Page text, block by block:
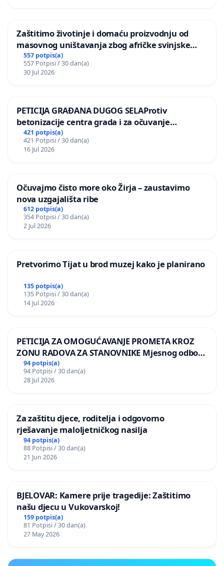
Zaštitimo životinje i domaću proizvodnju od
masovnog uništavanja zbog afričke svinjske
kuge
557 potpis(a)
557 Potpisi / 30 dan(a)
30 Jul 2026
PETICIJA GRAĐANA DUGOG SELAProtiv
betonizacije centra grada i za očuvanje
postojećih zelenih površina i odraslih stabala pri
donošenju izmjena urbanističkog plana
421 potpis(a)
421 Potpisi / 30 dan(a)
16 Jul 2026
Očuvajmo čisto more oko Žirja – zaustavimo
nova uzgajališta ribe
612 potpis(a)
354 Potpisi / 30 dan(a)
2 Jul 2026
Pretvorimo Tijat u brod muzej kako je planirano
135 potpis(a)
135 Potpisi / 30 dan(a)
14 Jul 2026
PETICIJA ZA OMOGUĆAVANJE PROMETA KROZ
ZONU RADOVA ZA STANOVNIKE Mjesnog odbora
Kamensko i Lemić Brdo
94 potpis(a)
94 Potpisi / 30 dan(a)
28 Jul 2026
Za zaštitu djece, roditelja i odgovorno
rješavanje maloljetničkog nasilja
94 potpis(a)
88 Potpisi / 30 dan(a)
21 Jun 2026
BJELOVAR: Kamere prije tragedije: Zaštitimo
našu djecu u Vukovarskoj!
159 potpis(a)
81 Potpisi / 30 dan(a)
27 May 2026